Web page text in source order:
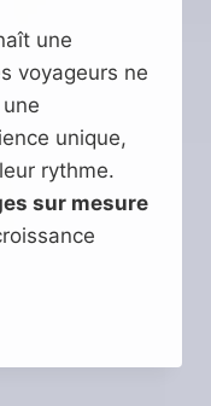
une
voyageurs ne
unique,
rythme.
sur mesure